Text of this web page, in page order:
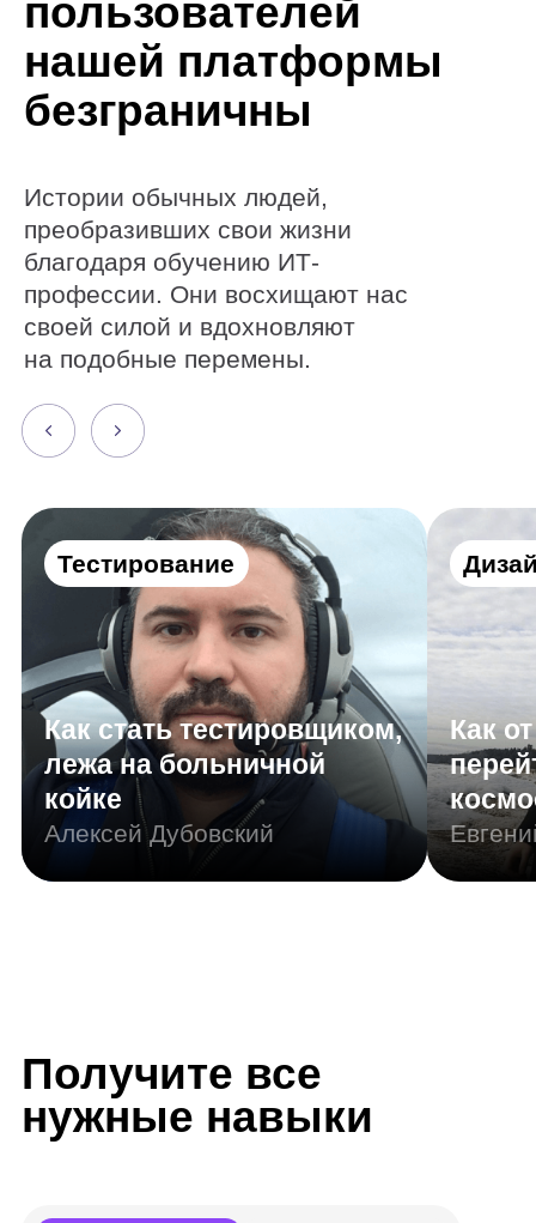
Как стать тестировщиком,
лежа на больничной
койке
Как от
Получите все
нужные навыки
Резюме Портфолио
Junior Иллюстратор